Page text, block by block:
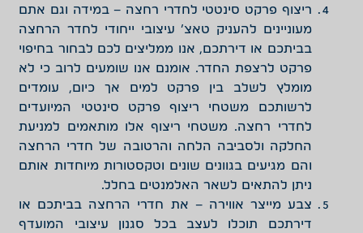
ריצוף פרקט סינטטי לחדרי רחצה – במידה וגם אתם
מעוניינים להעניק טאצ’ עיצובי ייחודי לחדר הרחצה
בביתכם או דירתכם, אנו ממליצים לכם לבחור בחיפוי
פרקט לרצפת החדר. אומנם אנו שומעים לרוב כי לא
מומלץ לשלב בין פרקט למים אך כיום, עומדים
לרשותכם משטחי ריצוף פרקט סינטטי המיועדים
לחדרי רחצה. משטחי ריצוף אלו מותאמים למניעת
החלקה ולסביבה הלחה והרטובה של חדרי הרחצה
והם מגיעים בגוונים שונים וטקסטורות מיוחדות אותם
ניתן להתאים לשאר האלמנטים בחלל.
צבע מייצר אווירה – את חדרי הרחצה בביתכם או
דירתכם תוכלו לעצב בכל סגנון עיצובי המועדף